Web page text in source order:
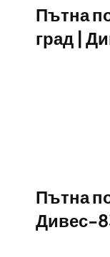
Пътна
град |
Пътна
Дивес-